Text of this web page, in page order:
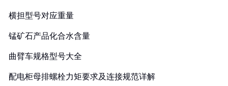
横担型号对应重量
锰矿石产品化合水含量
曲臂车规格型号大全
配电柜母排螺栓力矩要求及连接规范详解